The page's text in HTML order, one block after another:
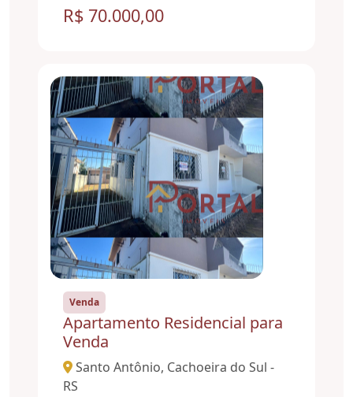
R$ 70.000,00
Venda
Apartamento Residencial para
Venda
Santo Antônio, Cachoeira do Sul -
RS